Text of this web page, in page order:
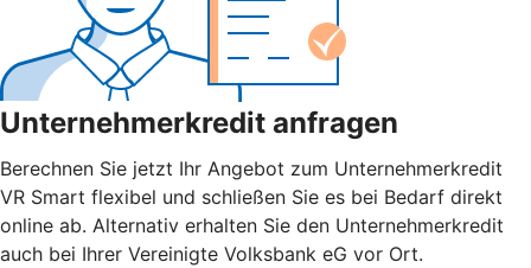
Unternehmerkredit anfragen
Berechnen Sie jetzt Ihr Angebot zum Unternehmerkredit
VR Smart flexibel und schließen Sie es bei Bedarf direkt
online ab. Alternativ erhalten Sie den Unternehmerkredit
auch bei Ihrer Vereinigte Volksbank eG vor Ort.